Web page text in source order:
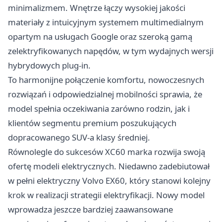
minimalizmem. Wnętrze łączy wysokiej jakości
materiały z intuicyjnym systemem multimedialnym
opartym na usługach Google oraz szeroką gamą
zelektryfikowanych napędów, w tym wydajnych wersji
hybrydowych plug-in.
To harmonijne połączenie komfortu, nowoczesnych
rozwiązań i odpowiedzialnej mobilności sprawia, że
model spełnia oczekiwania zarówno rodzin, jak i
klientów segmentu premium poszukujących
dopracowanego SUV-a klasy średniej.
Równolegle do sukcesów XC60 marka rozwija swoją
ofertę modeli elektrycznych. Niedawno zadebiutował
w pełni elektryczny Volvo EX60, który stanowi kolejny
krok w realizacji strategii elektryfikacji. Nowy model
wprowadza jeszcze bardziej zaawansowane